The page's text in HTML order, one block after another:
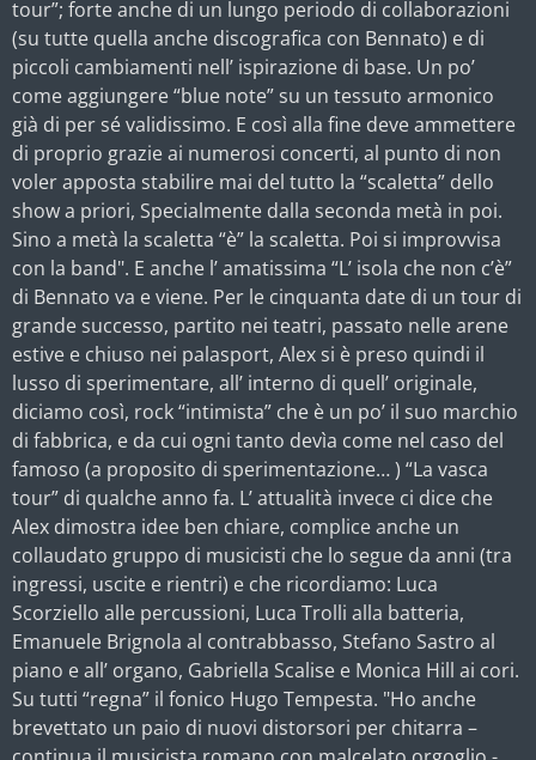
tour”; forte anche di un lungo periodo di collaborazioni
(su tutte quella anche discografica con Bennato) e di
piccoli cambiamenti nell’ ispirazione di base. Un po’
come aggiungere “blue note” su un tessuto armonico
già di per sé validissimo. E così alla fine deve ammettere
di proprio grazie ai numerosi concerti, al punto di non
voler apposta stabilire mai del tutto la “scaletta” dello
show a priori, Specialmente dalla seconda metà in poi.
Sino a metà la scaletta “è” la scaletta. Poi si improvvisa
con la band". E anche l’ amatissima “L’ isola che non c’è”
di Bennato va e viene. Per le cinquanta date di un tour di
grande successo, partito nei teatri, passato nelle arene
estive e chiuso nei palasport, Alex si è preso quindi il
lusso di sperimentare, all’ interno di quell’ originale,
diciamo così, rock “intimista” che è un po’ il suo marchio
di fabbrica, e da cui ogni tanto devìa come nel caso del
famoso (a proposito di sperimentazione… ) “La vasca
tour” di qualche anno fa. L’ attualità invece ci dice che
Alex dimostra idee ben chiare, complice anche un
collaudato gruppo di musicisti che lo segue da anni (tra
ingressi, uscite e rientri) e che ricordiamo: Luca
Scorziello alle percussioni, Luca Trolli alla batteria,
Emanuele Brignola al contrabbasso, Stefano Sastro al
piano e all’ organo, Gabriella Scalise e Monica Hill ai cori.
Su tutti “regna” il fonico Hugo Tempesta. "Ho anche
brevettato un paio di nuovi distorsori per chitarra –